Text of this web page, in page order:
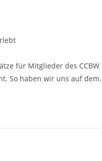
für Mitglieder des
So haben wir uns auf